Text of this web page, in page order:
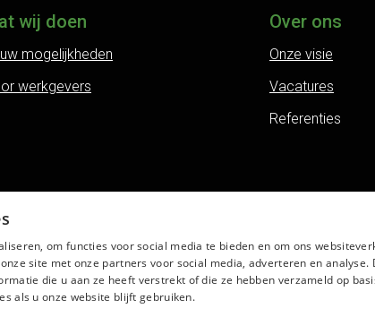
wij doen
mogelijkheden
werkgevers
Over ons
Onze visie
Vacatures
Referenties
om functies voor social media te bieden en om ons
site met onze partners voor social media, adverteren en analyse.
die u aan ze heeft verstrekt of die ze hebben verzameld op
als u onze website blijft gebruiken.